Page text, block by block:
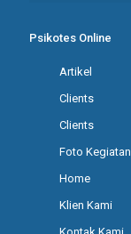
Psikotes Online
Artikel
Clients
Clients
Foto Kegiatan
Home
Klien Kami
Kontak Kami